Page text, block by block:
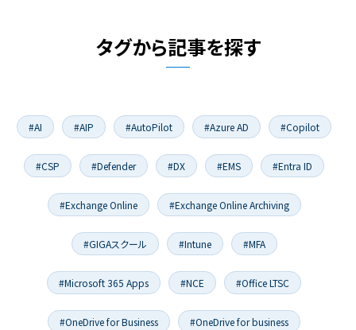
タグから記事を探す
#AI #AIP #AutoPilot #Azure AD #Copilot
#CSP #Defender #DX #EMS #Entra ID
#Exchange Online #Exchange Online Archiving
#GIGAスクール #Intune #MFA
#Microsoft 365 Apps #NCE #Office LTSC
#OneDrive for Business #OneDrive for business